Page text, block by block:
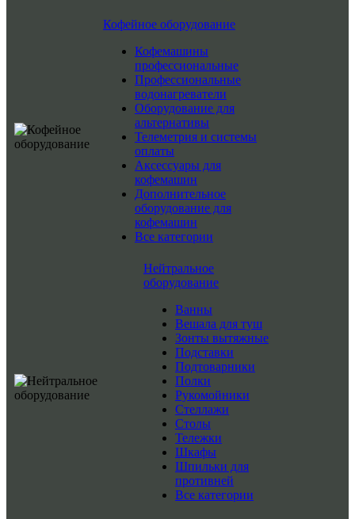
Кофейное оборудование
Кофемашины
профессиональные
Профессиональные
водонагреватели
Оборудование для
альтернативы
Телеметрия и системы
оплаты
Аксессуары для
кофемашин
Дополнительное
оборудование для
кофемашин
Все категории
Нейтральное
оборудование
Ванны
Вешала для туш
Зонты вытяжные
Подставки
Подтоварники
Полки
Рукомойники
Стеллажи
Столы
Тележки
Шкафы
Шпильки для
противней
Все категории